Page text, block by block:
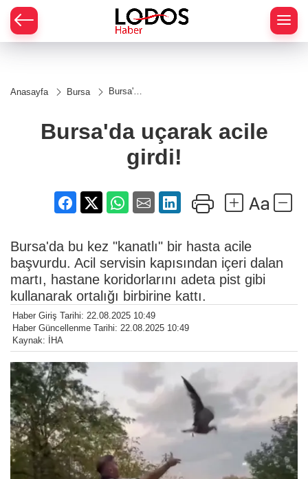
Anasayfa Bursa
Bursa'da
girdi!
Bursa'da uçarak acile
girdi!
Bursa'da bu kez "kanatlı" bir hasta acile
başvurdu. Acil servisin kapısından içeri dalan
martı, hastane koridorlarını adeta pist gibi
kullanarak ortalığı birbirine kattı.
Haber Giriş Tarihi: 22.08.2025 10:49
Haber Güncellenme Tarihi: 22.08.2025 10:49
Kaynak: İHA